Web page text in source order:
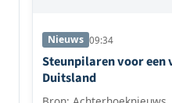
Nieuws 09:34
Steunpilaren voor een
Duitsland